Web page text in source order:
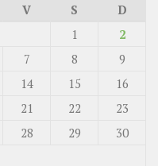
V S
D
1
2
7 8
9
14 15
16
21 22
23
28 29
30